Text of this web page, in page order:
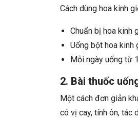
Cách dùng hoa kinh
Chuẩn bị hoa kinh
Uống bột hoa kinh
Mỗi ngày uống từ
2. Bài thuốc
Một cách đơn giản
có vị cay, tính ôn, tác